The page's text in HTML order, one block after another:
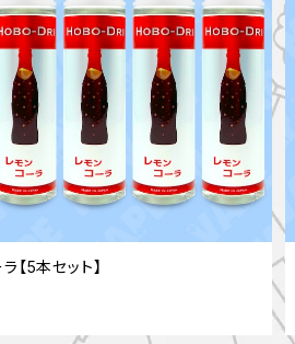
【5本セット】